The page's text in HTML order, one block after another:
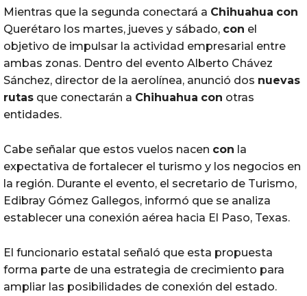
Mientras que la segunda conectará a Chihuahua con
Querétaro los martes, jueves y sábado, con el
objetivo de impulsar la actividad empresarial entre
ambas zonas. Dentro del evento Alberto Chávez
Sánchez, director de la aerolínea, anunció dos nuevas
rutas que conectarán a Chihuahua con otras
entidades.
Cabe señalar que estos vuelos nacen con la
expectativa de fortalecer el turismo y los negocios en
la región. Durante el evento, el secretario de Turismo,
Edibray Gómez Gallegos, informó que se analiza
establecer una conexión aérea hacia El Paso, Texas.
El funcionario estatal señaló que esta propuesta
forma parte de una estrategia de crecimiento para
ampliar las posibilidades de conexión del estado.